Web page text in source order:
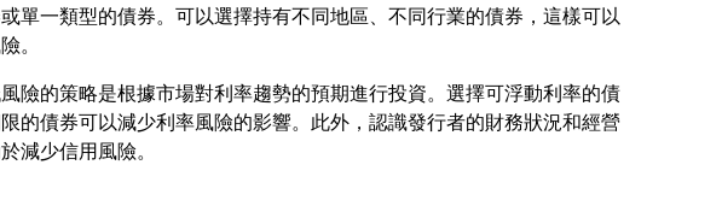
單一類型的債券。可以選擇持有不同地區、不同行業的債券，這樣可以
險的策略是根據市場對利率趨勢的預期進行投資。選擇可浮動利率的債
的債券可以減少利率風險的影響。此外，認識發行者的財務狀況和經營